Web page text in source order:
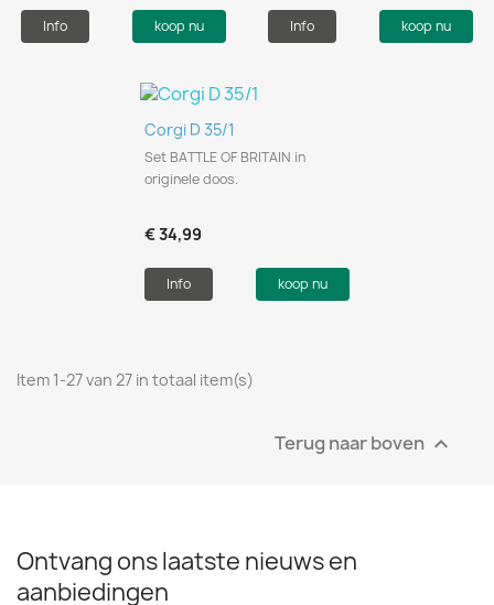
Info koop nu Info koop nu
Corgi D 35/1
Set BATTLE OF BRITAIN in
originele doos.
€ 34,99
Info koop nu
Item 1-27 van 27 in totaal item(s)
Terug naar boven 
Ontvang ons laatste nieuws en
aanbiedingen